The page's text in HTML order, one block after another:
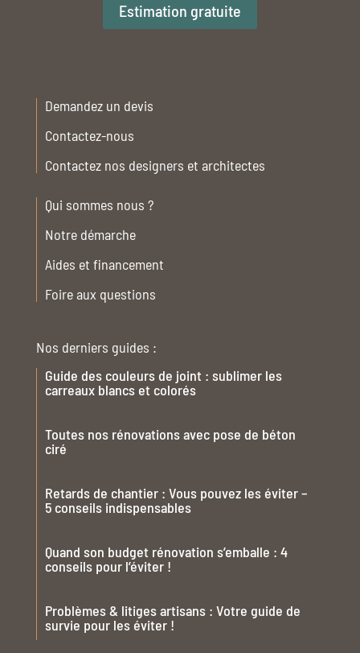
Estimation gratuite
Demandez un devis
Contactez-nous
Contactez nos designers et architectes
Qui sommes nous ?
Notre démarche
Aides et financement
Foire aux questions
Nos derniers guides :
Guide des couleurs de joint : sublimer les
carreaux blancs et colorés
Toutes nos rénovations avec pose de béton
ciré
Retards de chantier : Vous pouvez les éviter –
5 conseils indispensables
Quand son budget rénovation s’emballe : 4
conseils pour l’éviter !
Problèmes & litiges artisans : Votre guide de
survie pour les éviter !